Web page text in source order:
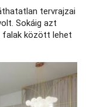
tervrajzai
Sokáig azt
falak között lehet